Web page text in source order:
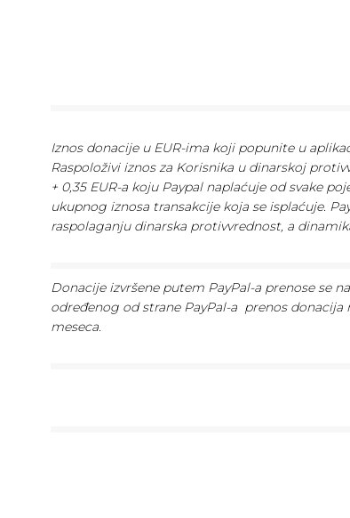
Iznos donacije u EUR-ima koji popunite u
Raspoloživi iznos za Korisnika u dinarskoj
+ 0,35 EUR-a koju Paypal naplaćuje od svake
ukupnog iznosa transakcije koja se isplaćuje.
raspolaganju dinarska protivvrednost, a
Donacije izvršene putem PayPal-a prenose se
određenog od strane PayPal-a prenos
meseca.